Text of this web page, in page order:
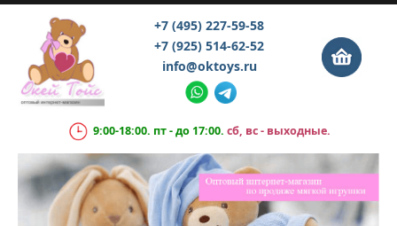
+7 (495) 227-59-58
+7 (925) 514-62-52
info@oktoys.ru
9:00-18:00. пт - до 17:00. сб, вс - выходные.